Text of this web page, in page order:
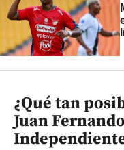
¿Qué tan
Juan